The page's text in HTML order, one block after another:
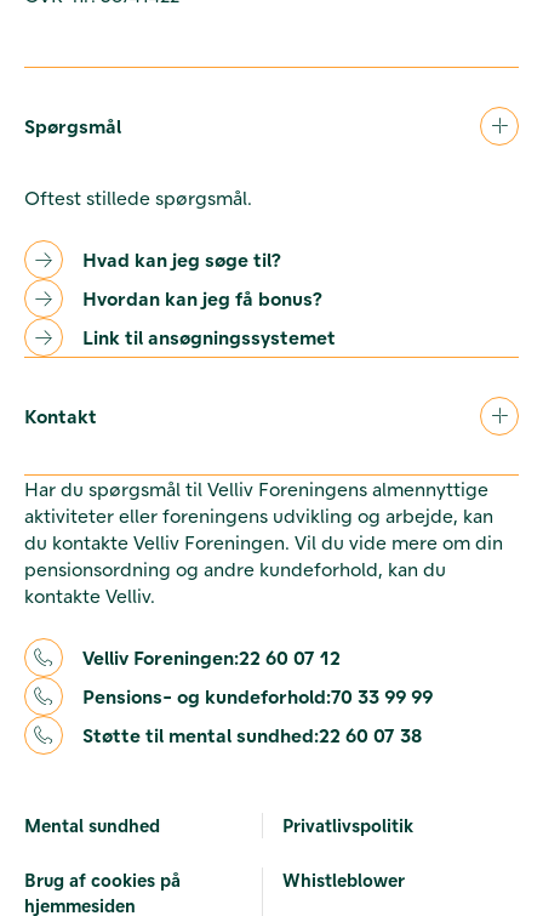
Spørgsmål
Oftest stillede spørgsmål.
Hvad kan jeg søge til?
Hvordan kan jeg få bonus?
Link til ansøgningssystemet
Kontakt
Har du spørgsmål til Velliv Foreningens almennyttige
aktiviteter eller foreningens udvikling og arbejde, kan
du kontakte Velliv Foreningen. Vil du vide mere om din
pensionsordning og andre kundeforhold, kan du
kontakte Velliv.
Velliv Foreningen:22 60 07 12
Pensions- og kundeforhold:70 33 99 99
Støtte til mental sundhed:22 60 07 38
Mental sundhed Privatlivspolitik
Brug af cookies på
hjemmesiden
Whistleblower